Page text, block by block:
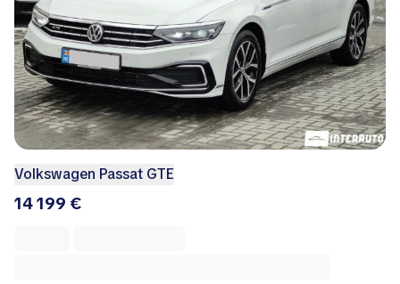
Volkswagen Passat GTE
14 199 €